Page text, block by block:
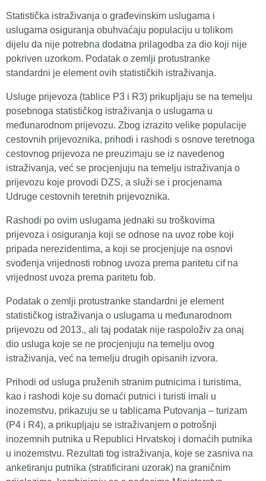
Statistička istraživanja o građevinskim uslugama i
uslugama osiguranja obuhvaćaju populaciju u tolikom
dijelu da nije potrebna dodatna prilagodba za dio koji nije
pokriven uzorkom. Podatak o zemlji protustranke
standardni je element ovih statističkih istraživanja.
Usluge prijevoza (tablice P3 i R3) prikupljaju se na temelju
posebnoga statističkog istraživanja o uslugama u
međunarodnom prijevozu. Zbog izrazito velike populacije
cestovnih prijevoznika, prihodi i rashodi s osnove teretnoga
cestovnog prijevoza ne preuzimaju se iz navedenog
istraživanja, već se procjenjuju na temelju istraživanja o
prijevozu koje provodi DZS, a služi se i procjenama
Udruge cestovnih teretnih prijevoznika.
Rashodi po ovim uslugama jednaki su troškovima
prijevoza i osiguranja koji se odnose na uvoz robe koji
pripada nerezidentima, a koji se procjenjuje na osnovi
svođenja vrijednosti robnog uvoza prema paritetu cif na
vrijednost uvoza prema paritetu fob.
Podatak o zemlji protustranke standardni je element
statističkog istraživanja o uslugama u međunarodnom
prijevozu od 2013., ali taj podatak nije raspoloživ za onaj
dio usluga koje se ne procjenjuju na temelju ovog
istraživanja, već na temelju drugih opisanih izvora.
Prihodi od usluga pruženih stranim putnicima i turistima,
kao i rashodi koje su domaći putnici i turisti imali u
inozemstvu, prikazuju se u tablicama Putovanja – turizam
(P4 i R4), a prikupljaju se istraživanjem o potrošnji
inozemnih putnika u Republici Hrvatskoj i domaćih putnika
u inozemstvu. Rezultati tog istraživanja, koje se zasniva na
anketiranju putnika (stratificirani uzorak) na graničnim